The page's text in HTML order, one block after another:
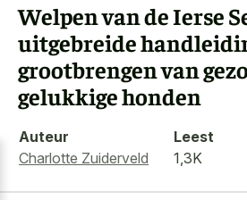
Welpen van de Ierse
uitgebreide
grootbrengen van
gelukkige honden
Auteur
Charlotte Zuiderveld
Leest
1,3K